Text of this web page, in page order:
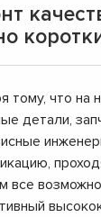
тому, что на
детали,
все